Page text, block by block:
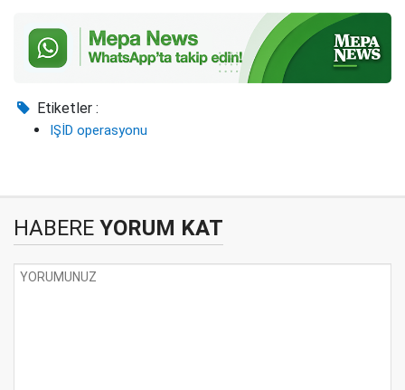
Etiketler :
IŞİD operasyonu
HABERE YORUM KAT